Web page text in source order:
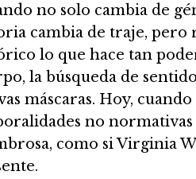
no solo cambia de
cambia de traje, pero
lo que hace tan
la búsqueda de
máscaras. Hoy,
no normativas
como si Virginia